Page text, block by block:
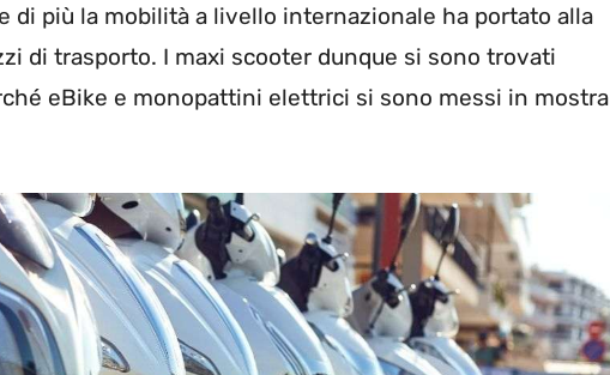
di più la mobilità a livello internazionale ha portato alla
di trasporto. I maxi scooter dunque si sono trovati
eBike e monopattini elettrici si sono messi in mostra